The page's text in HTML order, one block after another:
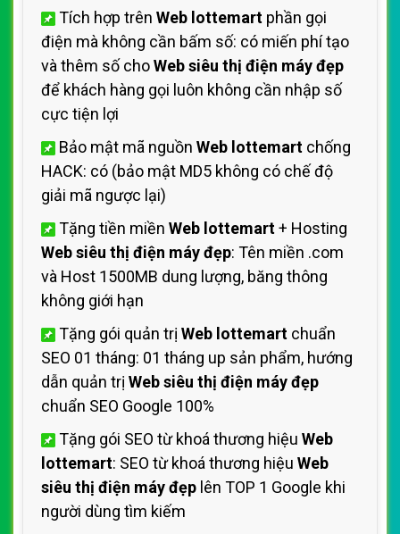
Tích hợp trên Web lottemart phần gọi
điện mà không cần bấm số: có miến phí tạo
và thêm số choWeb siêu thị điện máy đẹp
để khách hàng gọi luôn không cần nhập số
cực tiện lợi
Bảo mật mã nguồn Web lottemart chống
HACK: có (bảo mật MD5 không có chế độ
giải mã ngược lại)
Tặng tiền miền Web lottemart+ Hosting
Web siêu thị điện máy đẹp: Tên miền .com
và Host 1500MB dung lượng, băng thông
không giới hạn
Tặng gói quản trị Web lottemart chuẩn
SEO 01 tháng: 01 tháng up sản phẩm, hướng
dẫn quản trị Web siêu thị điện máy đẹp
chuẩn SEO Google 100%
Tặng gói SEO từ khoá thương hiệu Web
lottemart: SEO từ khoá thương hiệu Web
siêu thị điện máy đẹp lên TOP 1 Google khi
người dùng tìm kiếm